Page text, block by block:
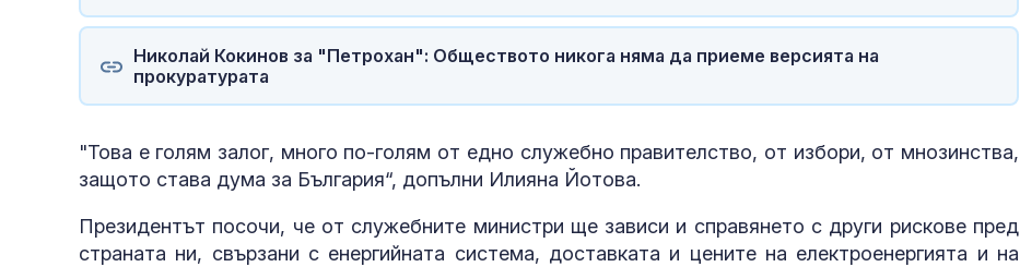
Николай Кокинов за "Петрохан": Обществото никога няма да приеме версията на
прокуратурата
"Това е голям залог, много по-голям от едно служебно правителство, от избори, от мнозинства,
защото става дума за България“, допълни Илияна Йотова.
Президентът посочи, че от служебните министри ще зависи и справянето с други рискове пред
страната ни, свързани с енергийната система, доставката и цените на електроенергията и на